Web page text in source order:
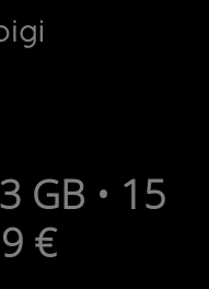
GB • 15
€